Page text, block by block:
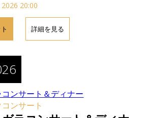
20:00
詳細を見る
ンサート